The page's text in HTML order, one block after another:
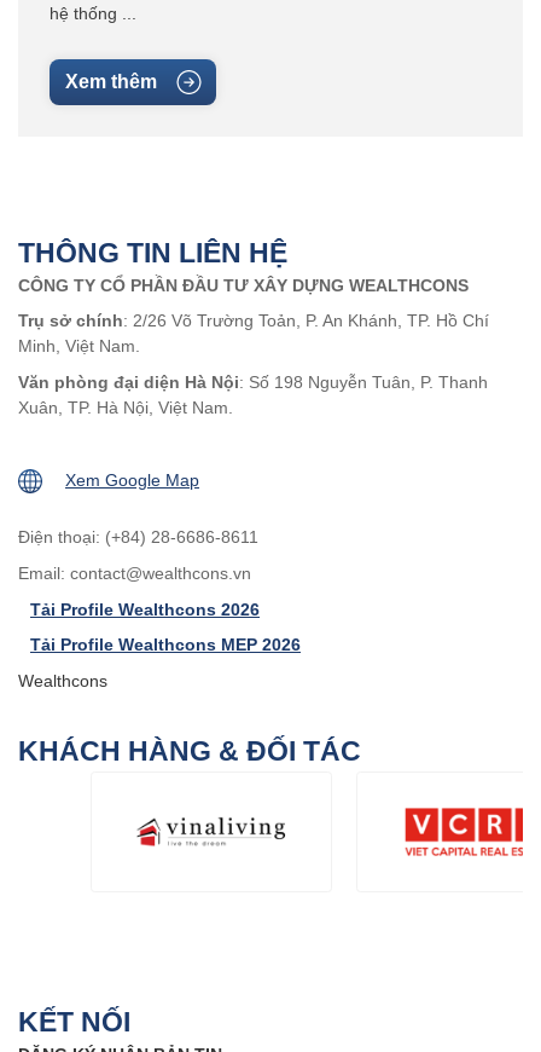
hệ thống ...
Xem thêm
THÔNG TIN LIÊN HỆ
CÔNG TY CỔ PHẦN ĐẦU TƯ XÂY DỰNG WEALTHCONS
Trụ sở chính: 2/26 Võ Trường Toản, P. An Khánh, TP. Hồ Chí
Minh, Việt Nam.
Văn phòng đại diện Hà Nội: Số 198 Nguyễn Tuân, P. Thanh
Xuân, TP. Hà Nội, Việt Nam.
Xem Google Map
Điện thoại: (+84) 28-6686-8611
Email: contact@wealthcons.vn
Tải Profile Wealthcons 2026
Tải Profile Wealthcons MEP 2026
Wealthcons
KHÁCH HÀNG & ĐỐI TÁC
KẾT NỐI